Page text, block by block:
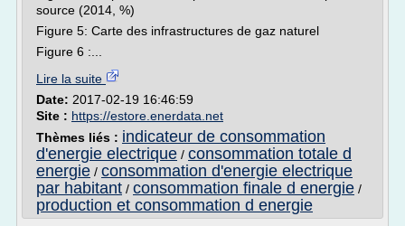
source (2014, %)
Figure 5: Carte des infrastructures de gaz naturel
Figure 6 :...
Lire la suite
Date: 2017-02-19 16:46:59
Site : https://estore.enerdata.net
Thèmes liés : indicateur de consommation
d'energie electrique / consommation totale d
energie / consommation d'energie electrique
par habitant / consommation finale d energie /
production et consommation d energie